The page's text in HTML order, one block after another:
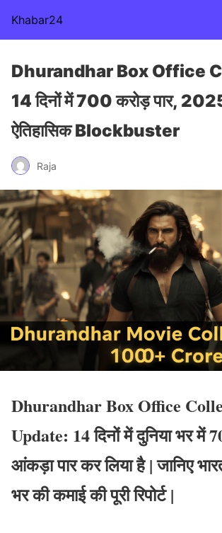
Khabar24
Dhurandhar Box Office
14 दिनों में 700 करोड़ पार,
ऐतिहासिक Blockbuster
Raja
Dhurandhar Box Office
Update: 14 दिनों में दुनिया भर में
आंकड़ा पार कर लिया है | जानिए
भर की कमाई की पूरी रिपोर्ट |